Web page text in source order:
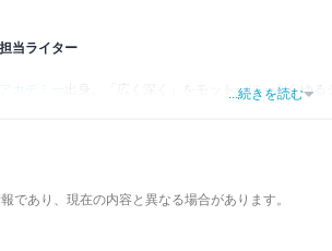
当ライター
出身。「広く深く」をモットーに、あらゆ
は業界内でも高く評価されている。現在は、アプリブ
...続きを読む
であり、現在の内容と異なる場合があります。